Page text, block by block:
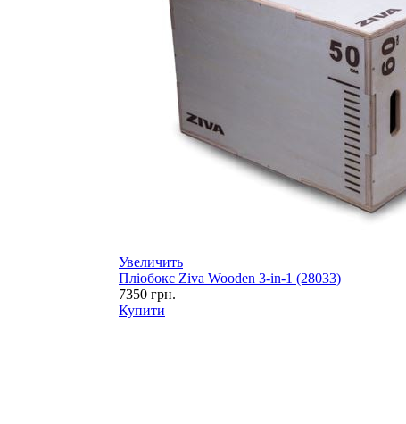
Увеличить
Пліобокс Ziva Wooden 3-in-1 (28033)
7350 грн.
Купити